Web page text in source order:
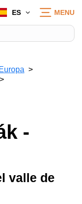
ES MENU
Europa
-
valle de